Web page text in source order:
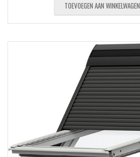
TOEVOEGEN AAN WINKELWAGEN